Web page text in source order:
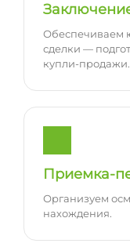
Обеспечиваем
сделки —
купли-продажи.
Приемка-
Организуем
нахождения.